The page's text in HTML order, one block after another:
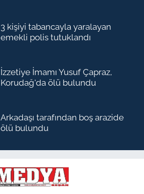
3 kişiyi tabancayla yaralayan
emekli polis tutuklandı
İzzetiye İmamı Yusuf Çapraz,
Korudağ'da ölü bulundu
Arkadaşı tarafından boş arazide
ölü bulundu